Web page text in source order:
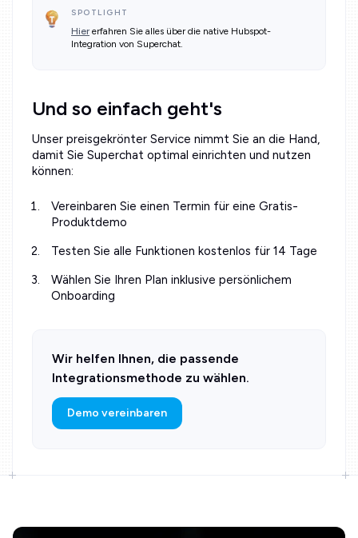
SPOTLIGHT
Hier erfahren Sie alles über die native Hubspot-
Integration von Superchat.
Und so einfach geht's
Unser preisgekrönter Service nimmt Sie an die Hand,
damit Sie Superchat optimal einrichten und nutzen
können:
Vereinbaren Sie einen Termin für eine Gratis-
Produktdemo
Testen Sie alle Funktionen kostenlos für 14 Tage
Wählen Sie Ihren Plan inklusive persönlichem
Onboarding
Wir helfen Ihnen, die passende
Integrationsmethode zu wählen.
Demo vereinbaren